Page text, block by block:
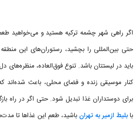
اگر راهی شهر چشمه ترکیه هستید و می‌خواهید
حتی بین‌المللی را بچشید، رستوران‌های این
باید در لیستتان باشد. تنوع فوق‌العاده، منظره‌های
کنار موسیقی زنده و فضای محلی، باعث شده‌اند
برای دوستداران غذا تبدیل شود. حتی اگر در راه
بابلیط ازمیر به تهرانباشید، طعم این غذاها تا